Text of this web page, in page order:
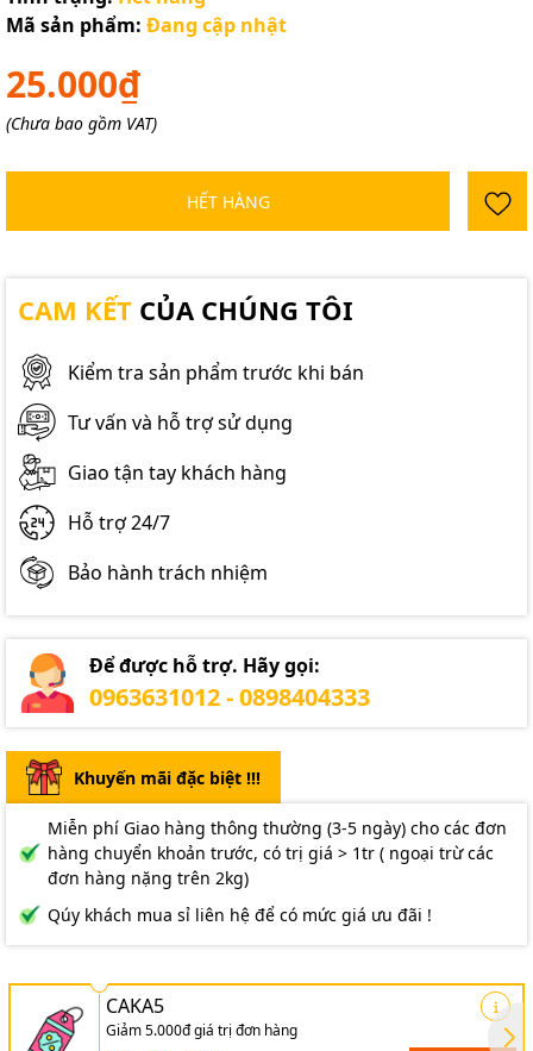
Mã sản phẩm: Đang cập nhật
25.000₫
(Chưa bao gồm VAT)
HẾT HÀNG
CAM KẾT CỦA CHÚNG TÔI
Kiểm tra sản phẩm trước khi bán
Tư vấn và hỗ trợ sử dụng
Giao tận tay khách hàng
Hỗ trợ 24/7
Bảo hành trách nhiệm
Để được hỗ trợ. Hãy gọi:
0963631012 - 0898404333
Khuyến mãi đặc biệt !!!
Miễn phí Giao hàng thông thường (3-5 ngày) cho các đơn
hàng chuyển khoản trước, có trị giá > 1tr ( ngoại trừ các
đơn hàng nặng trên 2kg)
Qúy khách mua sỉ liên hệ để có mức giá ưu đãi !
CAKA5
Giảm 5.000đ giá trị đơn hàng